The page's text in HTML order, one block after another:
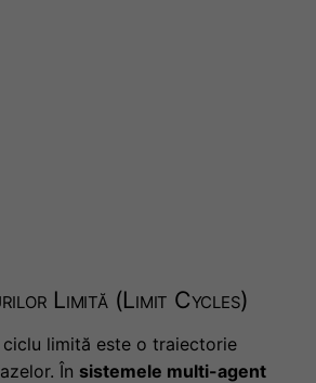
Limită (Limit Cycles)
limită este o traiectorie
În sistemele multi-agent